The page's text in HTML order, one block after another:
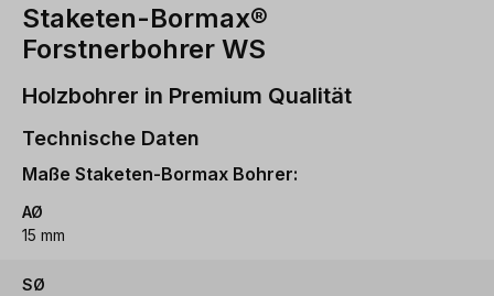
Staketen-Bormax®
Forstnerbohrer WS
Holzbohrer in Premium Qualität
Technische Daten
Maße Staketen-Bormax Bohrer:
AØ
15 mm
SØ